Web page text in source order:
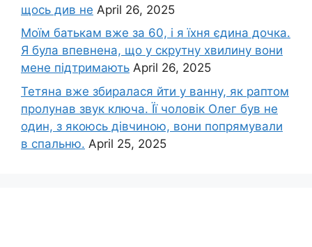
щось див не April 26, 2025
Моїм батькам вже за 60, і я їхня єдина дочка.
Я була впевнена, що у скрутну хвилину вони
мене підтримають April 26, 2025
Тетяна вже збиралася йти у ванну, як раптом
пролунав звук ключа. Її чоловік Олег був не
один, з якоюсь дівчиною, вони попрямували
в спальню. April 25, 2025